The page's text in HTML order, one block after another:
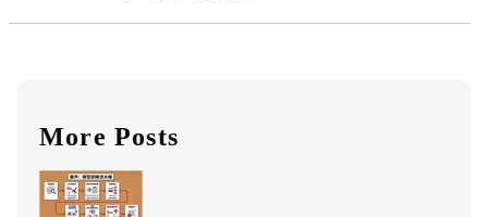
More Posts